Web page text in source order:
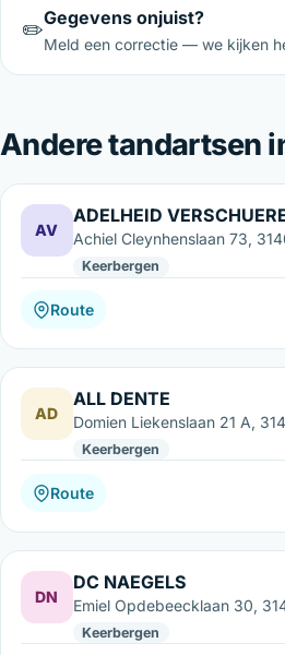
✏️Gegevens onjuist?
Meld een correctie — we kijken
Andere tandartsen
AV
ADELHEID
Achiel Cleynhenslaan 73,
Keerbergen
Route
AD
ALL DENTE
Domien Liekenslaan 21 A,
Keerbergen
Route
DN
DC NAEGELS
Emiel Opdebeecklaan 30,
Keerbergen